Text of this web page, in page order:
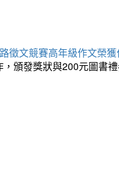
徵文競賽高年級作文榮
頒發獎狀與200元圖書